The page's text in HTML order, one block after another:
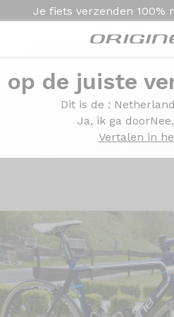
Je fiets verzenden 100%
de juiste
Dit is de :
Ja, ik ga door
Vertalen in
Campagnolo Chorus
350